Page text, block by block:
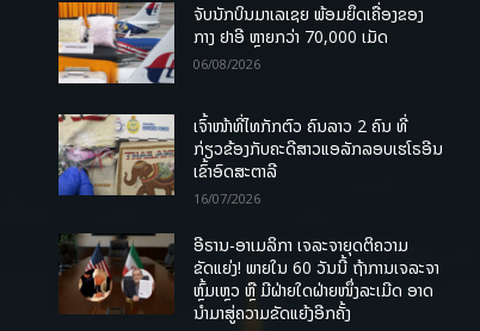
ຈັບນັກບິນມາເລເຊຍ ພ້ອມຍຶດເຄື່ອງຂອງ
ກາງ ຢາອີ ຫຼາຍກວ່າ 70,000 ເມັດ
06/08/2026
ເຈົ້າໜ້າທີ່ໄທກັກຕົວ ຄົນລາວ 2 ຄົນ ທີ່
ກ່ຽວຂ້ອງກັບຄະດີສາວແອລັກລອບເຮໂຣອີນ
ເຂົ້າອົດສະຕາລີ
16/07/2026
ອີຣານ-ອາເມລິກາ ເຈລະຈາຍຸດຕິຄວາມ
ຂັດແຍ່ງ! ພາຍໃນ 60 ວັນນີ້ ຖ້າການເຈລະຈາ
ຫຼົ້ມເຫຼວ ຫຼື ມີຝ່າຍໃດຝ່າຍໜຶ່ງລະເມີດ ອາດ
ນໍາມາສູ່ຄວາມຂັດແຍ້ງອີກຄັ້ງ